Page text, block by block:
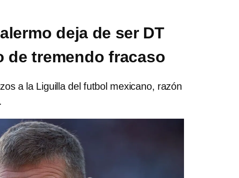
deja de ser DT
de tremendo fracaso
a la Liguilla del futbol mexicano, razón